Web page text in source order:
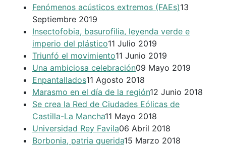
Fenómenos acústicos extremos (FAEs)13
Septiembre 2019
Insectofobia, basurofilia, leyenda verde e
imperio del plástico11 Julio 2019
Triunfó el movimiento11 Junio 2019
Una ambiciosa celebración09 Mayo 2019
Enpantallados11 Agosto 2018
Marasmo en el día de la región12 Junio 2018
Se crea la Red de Ciudades Eólicas de
Castilla-La Mancha11 Mayo 2018
Universidad Rey Favila06 Abril 2018
Borbonia, patria querida15 Marzo 2018